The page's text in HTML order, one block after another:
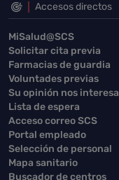
Accesos directos
MiSalud@SCS
Solicitar cita previa
Farmacias de guardia
Voluntades previas
Su opinión nos interesa
Lista de espera
Acceso correo SCS
Portal empleado
Selección de personal
Mapa sanitario
Buscador de centros